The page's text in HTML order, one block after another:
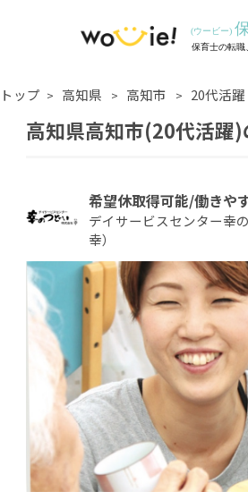
トップ 高知県 高知市 20代活躍
高知県高知市(20代活躍)
希望休取得可能/働きや
デイサービスセンター幸
幸）